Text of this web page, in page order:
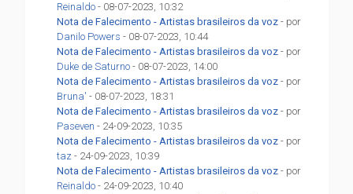
Reinaldo - 08-07-2023, 10:32
Nota de Falecimento - Artistas brasileiros da voz - por
Danilo Powers - 08-07-2023, 10:44
Nota de Falecimento - Artistas brasileiros da voz - por
Duke de Saturno - 08-07-2023, 14:00
Nota de Falecimento - Artistas brasileiros da voz - por
Bruna' - 08-07-2023, 18:31
Nota de Falecimento - Artistas brasileiros da voz - por
Paseven - 24-09-2023, 10:35
Nota de Falecimento - Artistas brasileiros da voz - por
taz - 24-09-2023, 10:39
Nota de Falecimento - Artistas brasileiros da voz - por
Reinaldo - 24-09-2023, 10:40